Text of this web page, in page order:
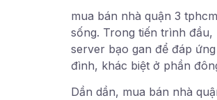
mua bán nhà quận 3
sống. Trong tiến trình
server bạo gan để đáp
đình, khác biệt ở phần
Dần dần, mua bán nhà